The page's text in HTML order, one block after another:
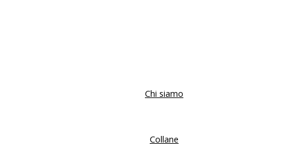
Chi siamo
Collane